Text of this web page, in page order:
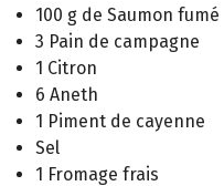
100 g de Saumon fumé
3 Pain de campagne
1 Citron
6 Aneth
1 Piment de cayenne
Sel
1 Fromage frais